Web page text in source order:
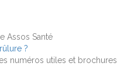
Assos Santé
?
numéros utiles et brochures